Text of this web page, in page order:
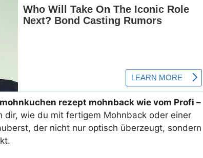
rezept mohnback wie vom Profi –
dir, wie du mit fertigem Mohnback oder einer
der nicht nur optisch überzeugt, sondern